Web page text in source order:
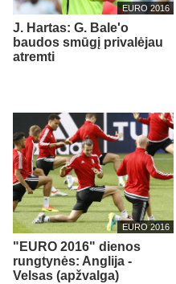
EURO 2016
J. Hartas: G. Bale'o
baudos smūgį privalėjau
atremti
EURO 2016
"EURO 2016" dienos
rungtynės: Anglija -
Velsas (apžvalga)